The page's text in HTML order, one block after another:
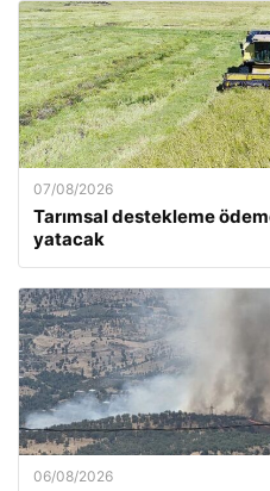
07/08/2026
Tarımsal destekleme
yatacak
06/08/2026